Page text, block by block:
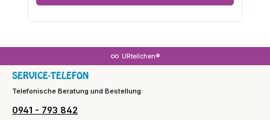
URteilchen®
SERVICE-TELEFON
Telefonische Beratung und Bestellung:
0941 - 793 842